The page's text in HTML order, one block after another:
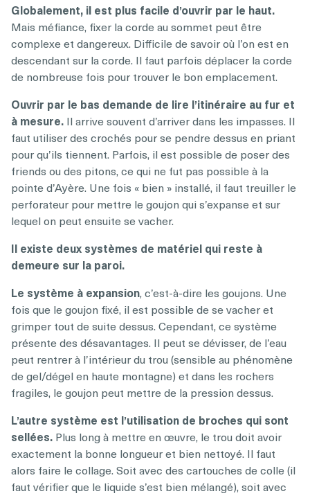
Globalement, il est plus facile d’ouvrir par le haut.
Mais méfiance, fixer la corde au sommet peut être
complexe et dangereux. Difficile de savoir où l’on est en
descendant sur la corde. Il faut parfois déplacer la corde
de nombreuse fois pour trouver le bon emplacement.
Ouvrir par le bas demande de lire l’itinéraire au fur et
à mesure. Il arrive souvent d’arriver dans les impasses. Il
faut utiliser des crochés pour se pendre dessus en priant
pour qu’ils tiennent. Parfois, il est possible de poser des
friends ou des pitons, ce qui ne fut pas possible à la
pointe d’Ayère. Une fois « bien » installé, il faut treuiller le
perforateur pour mettre le goujon qui s’expanse et sur
lequel on peut ensuite se vacher.
Il existe deux systèmes de matériel qui reste à
demeure sur la paroi.
Le système à expansion, c’est-à-dire les goujons. Une
fois que le goujon fixé, il est possible de se vacher et
grimper tout de suite dessus. Cependant, ce système
présente des désavantages. Il peut se dévisser, de l’eau
peut rentrer à l’intérieur du trou (sensible au phénomène
de gel/dégel en haute montagne) et dans les rochers
fragiles, le goujon peut mettre de la pression dessus.
L’autre système est l’utilisation de broches qui sont
sellées. Plus long à mettre en œuvre, le trou doit avoir
exactement la bonne longueur et bien nettoyé. Il faut
alors faire le collage. Soit avec des cartouches de colle (il
faut vérifier que le liquide s’est bien mélangé), soit avec